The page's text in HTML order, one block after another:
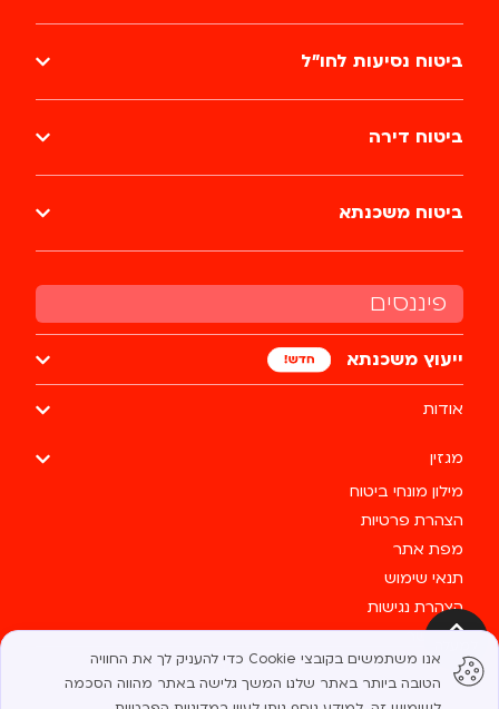
אנו משתמשים בקובצי Cookie כדי להעניק לך את החוויה
הטובה ביותר באתר שלנו. המשך גלישה באתר מהווה הסכמה
פיננסים
ייעוץ משכנתא
אודות
מגזין
מילון מונחי ביטוח
הצהרת פרטיות
מפת אתר
תנאי שימוש
הצהרת נגישות
צרו קשר
ביטוח נסיעות לחו״ל
ביטוח דירה
ביטוח משכנתא
כל הזכויות שמורות לבסטי @ 2025